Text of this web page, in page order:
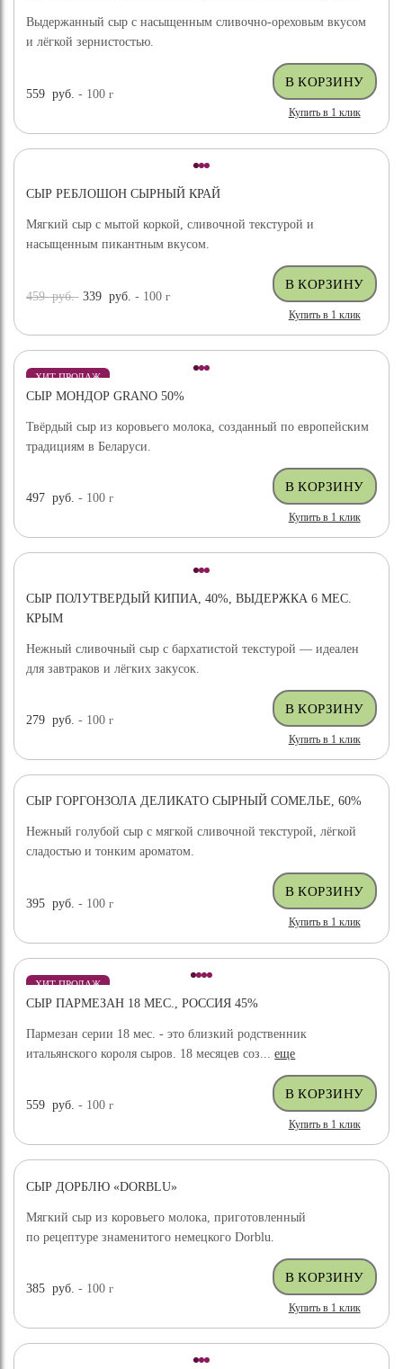
Выдержанный сыр с насыщенным сливочно-ореховым вкусом
и лёгкой зернистостью.
559 руб. - 100г
Купить в 1 клик
СЫР РЕБЛОШОН СЫРНЫЙ КРАЙ
Мягкий сыр с мытой коркой, сливочной текстурой и
насыщенным пикантным вкусом.
459руб. 339 руб. - 100г
Купить в 1 клик
ХИТ ПРОДАЖ
СЫР МОНДОР GRANO 50%
Твёрдый сыр из коровьего молока, созданный по европейским
традициям в Беларуси.
497 руб. - 100г
Купить в 1 клик
СЫР ПОЛУТВЕРДЫЙ КИПИА, 40%, ВЫДЕРЖКА 6 МЕС.
КРЫМ
Нежный сливочный сыр с бархатистой текстурой — идеален
для завтраков и лёгких закусок.
279 руб. - 100г
Купить в 1 клик
СЫР ГОРГОНЗОЛА ДЕЛИКАТО СЫРНЫЙ СОМЕЛЬЕ, 60%
Нежный голубой сыр с мягкой сливочной текстурой, лёгкой
сладостью и тонким ароматом.
395 руб. - 100г
Купить в 1 клик
ХИТ ПРОДАЖ
СЫР ПАРМЕЗАН 18 МЕС., РОССИЯ 45%
Пармезан серии 18 мес. - это близкий родственник
итальянского короля сыров. 18 месяцев соз...еще
559 руб. - 100г
Купить в 1 клик
СЫР ДОРБЛЮ «DORBLU»
Мягкий сыр из коровьего молока, приготовленный
по рецептуре знаменитого немецкого Dorblu.
385 руб. - 100г
Купить в 1 клик